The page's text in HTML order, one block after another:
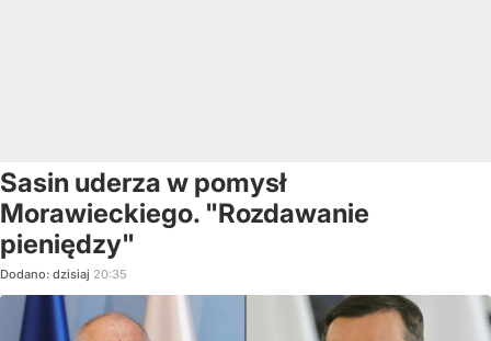
Sasin uderza w pomysł
Morawieckiego. "Rozdawanie
pieniędzy"
Dodano: dzisiaj 20:35